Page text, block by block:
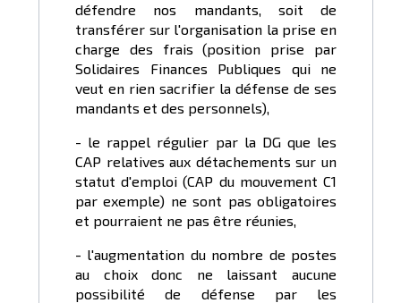
défendre nos mandants, soit de
transférer sur l'organisation la prise en
charge des frais (position prise par
Solidaires Finances Publiques qui ne
veut en rien sacrifier la défense de ses
mandants et des personnels),
- le rappel régulier par la DG que les
CAP relatives aux détachements sur un
statut d'emploi (CAP du mouvement C1
par exemple) ne sont pas obligatoires
et pourraient ne pas être réunies,
- l'augmentation du nombre de postes
au choix donc ne laissant aucune
possibilité de défense par les